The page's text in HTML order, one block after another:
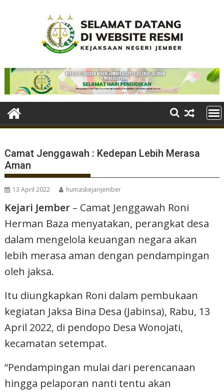
Camat Jenggawah : Kedepan Lebih Merasa
Aman
13 April 2022 humaskejarijember
Kejari Jember – Camat Jenggawah Roni
Herman Baza menyatakan, perangkat desa
dalam mengelola keuangan negara akan
lebih merasa aman dengan pendampingan
oleh jaksa.
Itu diungkapkan Roni dalam pembukaan
kegiatan Jaksa Bina Desa (Jabinsa), Rabu, 13
April 2022, di pendopo Desa Wonojati,
kecamatan setempat.
“Pendampingan mulai dari perencanaan
hingga pelaporan nanti tentu akan